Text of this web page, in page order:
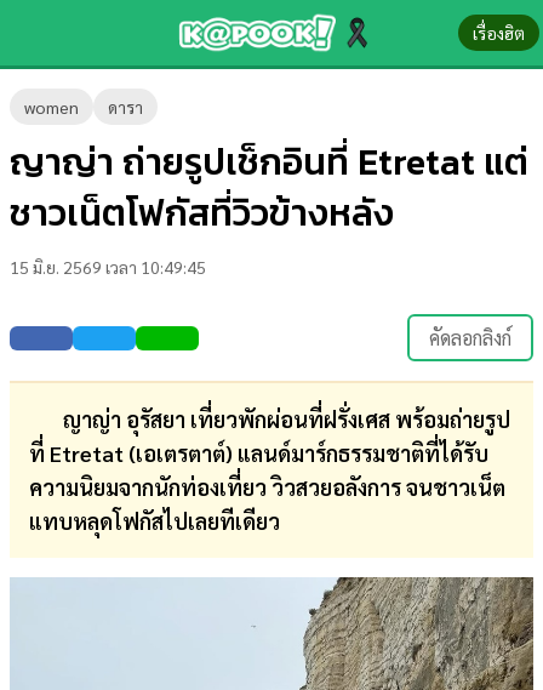
เรื่องฮิต
women ดารา
ญาญ่า ถ่ายรูปเช็กอินที่ Etretat แต่
ชาวเน็ตโฟกัสที่วิวข้างหลัง
15 มิ.ย. 2569 เวลา 10:49:45
คัดลอกลิงก์
ญาญ่า อุรัสยา เที่ยวพักผ่อนที่ฝรั่งเศส พร้อมถ่ายรูป
ที่ Etretat (เอเตรตาต์) แลนด์มาร์กธรรมชาติที่ได้รับ
ความนิยมจากนักท่องเที่ยว วิวสวยอลังการ จนชาวเน็ต
แทบหลุดโฟกัสไปเลยทีเดียว
ข่าว-
ความ
รู้
บันเทิง
ตรวจ
หวย
ผล
บอล
สด
การ